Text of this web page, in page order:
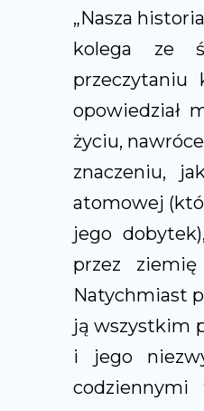
„Nasza
kolega ze
przeczytaniu
opowiedział
życiu,
znaczeniu,
atomowej
jego
przez
Natychmiast
ją wszystkim
i jego
codziennymi